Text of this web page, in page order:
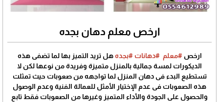
ارخص معلم دهان بجده
ارخص#معلم #دهانات #بجدههل تريد التميز بها لما تضفى هذه
الديكورات لمسة جمالية بالمنزل متميزة وفريدة من نوعها لكن لا
تستطيع البدء فى دهان المنزل لما تواجهه من صعوبات حيث تمثلت
هذه الصعوبات فى عدم الإختيار الأمثل للعمالة الفنية وعدم الوصول
والحصول على الجودة والأداء المتميز وغيرها من الصعوبات فقط تابع